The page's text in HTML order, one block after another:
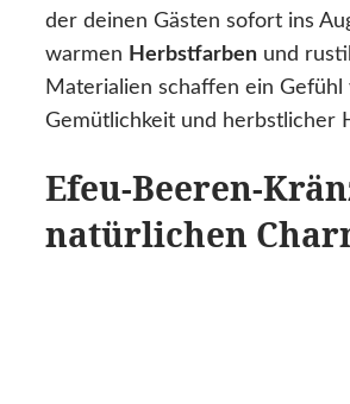
der deinen Gästen sofort ins
warmen Herbstfarben und
Materialien schaffen ein Gefühl
Gemütlichkeit und herbstlicher
Efeu-Beeren-
natürlichen